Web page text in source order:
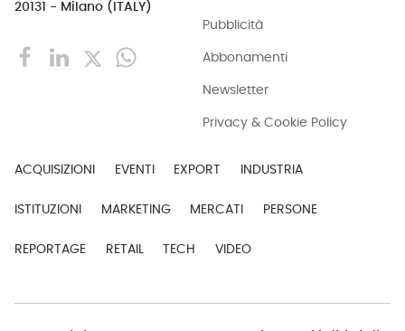
20131 - Milano (ITALY)
Pubblicità
Abbonamenti
Newsletter
Privacy & Cookie Policy
ACQUISIZIONI EVENTI EXPORT INDUSTRIA
ISTITUZIONI MARKETING MERCATI PERSONE
REPORTAGE RETAIL TECH VIDEO